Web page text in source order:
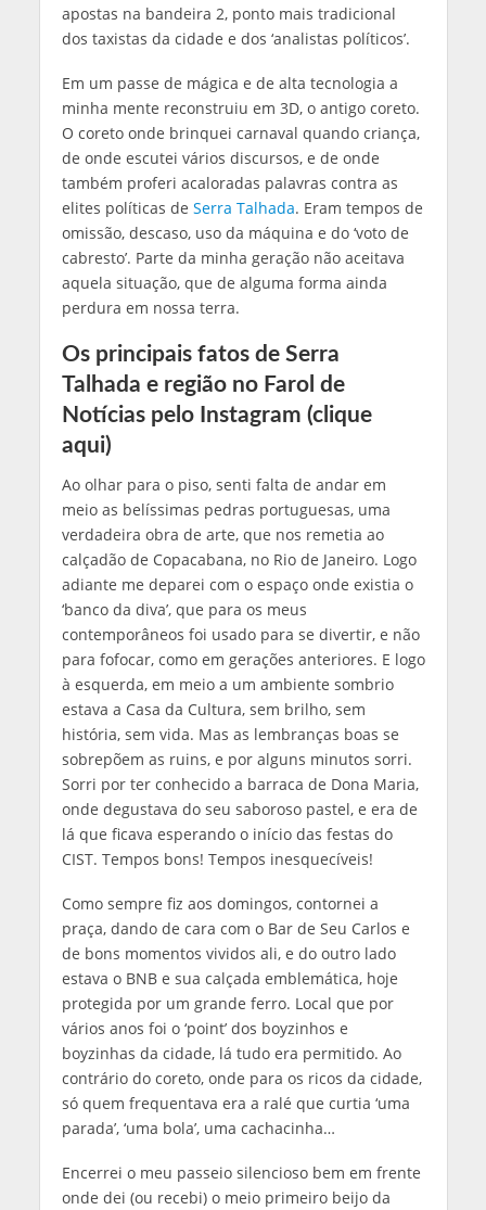
apostas na bandeira 2, ponto mais tradicional
dos taxistas da cidade e dos ‘analistas políticos’.
Em um passe de mágica e de alta tecnologia a
minha mente reconstruiu em 3D, o antigo coreto.
O coreto onde brinquei carnaval quando criança,
de onde escutei vários discursos, e de onde
também proferi acaloradas palavras contra as
elites políticas de Serra Talhada. Eram tempos de
omissão, descaso, uso da máquina e do ‘voto de
cabresto’. Parte da minha geração não aceitava
aquela situação, que de alguma forma ainda
perdura em nossa terra.
Os principais fatos de Serra
Talhada e região no Farol de
Notícias pelo Instagram (clique
aqui)
Ao olhar para o piso, senti falta de andar em
meio as belíssimas pedras portuguesas, uma
verdadeira obra de arte, que nos remetia ao
calçadão de Copacabana, no Rio de Janeiro. Logo
adiante me deparei com o espaço onde existia o
‘banco da diva’, que para os meus
contemporâneos foi usado para se divertir, e não
para fofocar, como em gerações anteriores. E logo
à esquerda, em meio a um ambiente sombrio
estava a Casa da Cultura, sem brilho, sem
história, sem vida. Mas as lembranças boas se
sobrepõem as ruins, e por alguns minutos sorri.
Sorri por ter conhecido a barraca de Dona Maria,
onde degustava do seu saboroso pastel, e era de
lá que ficava esperando o início das festas do
CIST. Tempos bons! Tempos inesquecíveis!
Como sempre fiz aos domingos, contornei a
praça, dando de cara com o Bar de Seu Carlos e
de bons momentos vividos ali, e do outro lado
estava o BNB e sua calçada emblemática, hoje
protegida por um grande ferro. Local que por
vários anos foi o ‘point’ dos boyzinhos e
boyzinhas da cidade, lá tudo era permitido. Ao
contrário do coreto, onde para os ricos da cidade,
só quem frequentava era a ralé que curtia ‘uma
parada’, ‘uma bola’, uma cachacinha…
Encerrei o meu passeio silencioso bem em frente
onde dei (ou recebi) o meio primeiro beijo da